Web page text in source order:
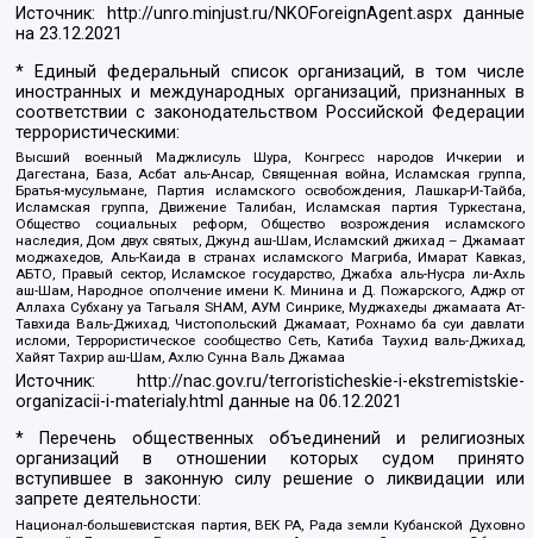
Источник: http://unro.minjust.ru/NKOForeignAgent.aspxданные
на23.12.2021
* Единый федеральный список организаций, в том числе
иностранных и международных организаций, признанных в
соответствии с законодательством Российской Федерации
террористическими:
Высший военный Маджлисуль Шура, Конгресс народов Ичкерии и
Дагестана, База, Асбат аль-Ансар, Священная война, Исламская группа,
Братья-мусульмане, Партия исламского освобождения, Лашкар-И-Тайба,
Исламская группа, Движение Талибан, Исламская партия Туркестана,
Общество социальных реформ, Общество возрождения исламского
наследия, Дом двух святых, Джунд аш-Шам, Исламский джихад – Джамаат
моджахедов, Аль-Каида в странах исламского Магриба, Имарат Кавказ,
АБТО, Правый сектор, Исламское государство, Джабха аль-Нусра ли-Ахль
аш-Шам, Народное ополчение имени К. Минина и Д. Пожарского, Аджр от
Аллаха Субхану уа Тагьаля SHAM, АУМ Синрике, Муджахеды джамаата Ат-
Тавхида Валь-Джихад, Чистопольский Джамаат, Рохнамо ба суи давлати
исломи, Террористическое сообщество Сеть, Катиба Таухид валь-Джихад,
Хайят Тахрир аш-Шам, Ахлю Сунна Валь Джамаа
Источник:
http://nac.gov.ru/terroristicheskie-i-ekstremistskie-
organizacii-i-materialy.html данные на06.12.2021
* Перечень общественных объединений и религиозных
организаций в отношении которых судом принято
вступившее в законную силу решение о ликвидации или
запрете деятельности:
Национал-большевистская партия, ВЕК РА, Рада земли Кубанской Духовно